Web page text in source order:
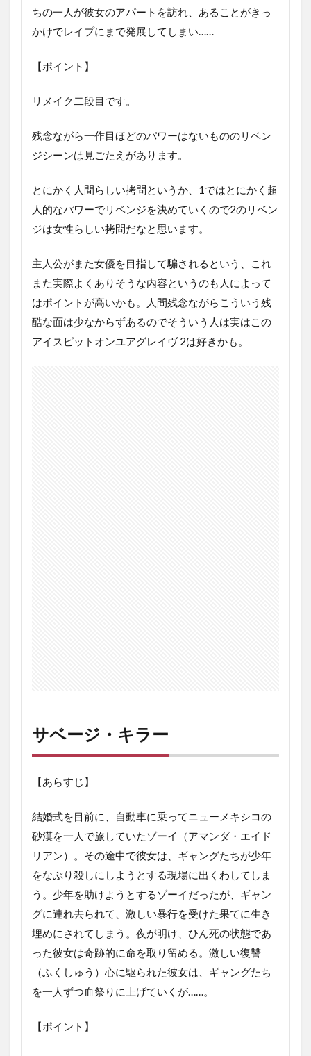
ちの一人が彼女のアパートを訪れ、あることがきっ
かけでレイプにまで発展してしまい……
【ポイント】
リメイク二段目です。
残念ながら一作目ほどのパワーはないもののリベン
ジシーンは見ごたえがあります。
とにかく人間らしい拷問というか、1ではとにかく超
人的なパワーでリベンジを決めていくので2のリベン
ジは女性らしい拷問だなと思います。
主人公がまた女優を目指して騙されるという、これ
また実際よくありそうな内容というのも人によって
はポイントが高いかも。人間残念ながらこういう残
酷な面は少なからずあるのでそういう人は実はこの
アイスピットオンユアグレイヴ 2は好きかも。
サベージ・キラー
【あらすじ】
結婚式を目前に、自動車に乗ってニューメキシコの
砂漠を一人で旅していたゾーイ（アマンダ・エイド
リアン）。その途中で彼女は、ギャングたちが少年
をなぶり殺しにしようとする現場に出くわしてしま
う。少年を助けようとするゾーイだったが、ギャン
グに連れ去られて、激しい暴行を受けた果てに生き
埋めにされてしまう。夜が明け、ひん死の状態であ
った彼女は奇跡的に命を取り留める。激しい復讐
（ふくしゅう）心に駆られた彼女は、ギャングたち
を一人ずつ血祭りに上げていくが……。
【ポイント】